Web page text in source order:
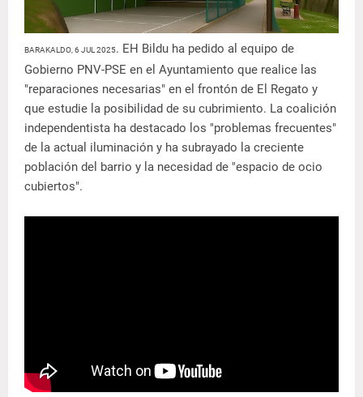
BARAKALDO, 6 JUL 2025. EH Bildu ha pedido al equipo de
Gobierno PNV-PSE en el Ayuntamiento que realice las
"reparaciones necesarias" en el frontón de El Regato y
que estudie la posibilidad de su cubrimiento. La coalición
independentista ha destacado los "problemas frecuentes"
de la actual iluminación y ha subrayado la creciente
población del barrio y la necesidad de "espacio de ocio
cubiertos".